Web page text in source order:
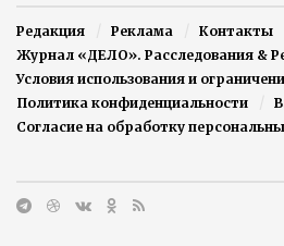
Редакция Реклама
Контакты
Журнал «ДЕЛО». Расследования &
Условия использования и
Политика конфиденциальности
Согласие на обработку